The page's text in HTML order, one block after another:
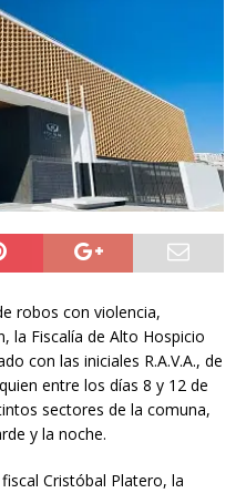
robos con violencia,
la Fiscalía de Alto Hospicio
con las iniciales R.A.V.A., de
entre los días 8 y 12 de
sectores de la comuna,
y la noche.
Cristóbal Platero, la